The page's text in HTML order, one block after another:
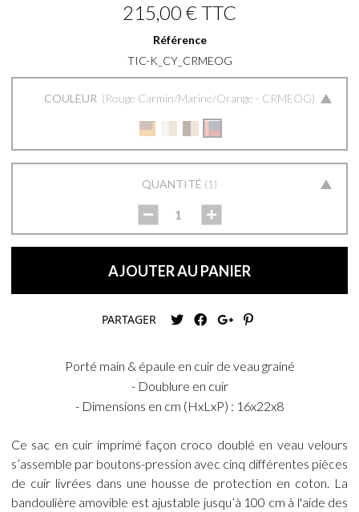
215,00 € TTC
Référence
TIC-K_CY_CRMEOG
COULEUR Rouge Carmin/Marine/Orange - CRMEOG
QUANTITÉ 1
AJOUTER AU PANIER
PARTAGER
Porté main & épaule en cuir de veau grainé
- Doublure en cuir
- Dimensions en cm (HxLxP) : 16x22x8
Ce sac en cuir imprimé façon croco doublé en veau velours
s’assemble par boutons-pression avec cinq différentes pièces
de cuir livrées dans une housse de protection en coton. La
bandoulière amovible est ajustable jusqu’à 100 cm à l'aide des